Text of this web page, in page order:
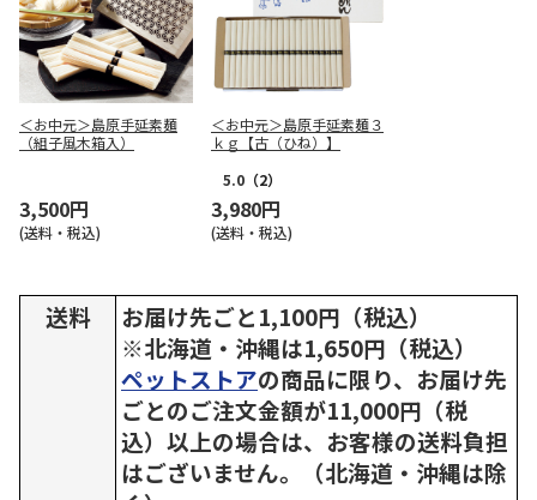
＜お中元＞島原手延素麺
（組子風木箱入）
3,500円
(送料・税込)
＜お中元＞島原手延素麺３
ｋｇ【古（ひね）】
5.0 （2）
3,980円
(送料・税込)
送料
お届け先ごと1,100円（税込）
※北海道・沖縄は1,650円（税込）
ペットストアの商品に限り、お届け先
ごとのご注文金額が11,000円（税
込）以上の場合は、お客様の送料負担
はございません。（北海道・沖縄は除